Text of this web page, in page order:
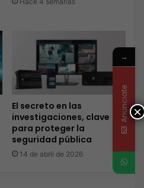
El secreto en las
investigaciones, clave
para proteger la
seguridad pública
14 de abril de 2026
×
→
Anunciate